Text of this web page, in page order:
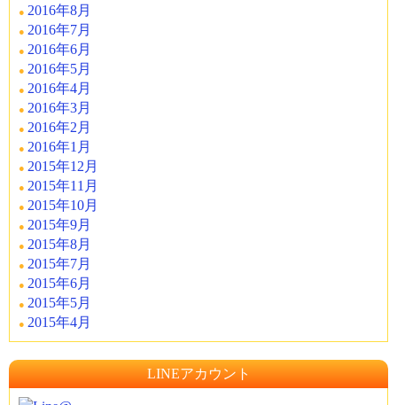
2016年8月
2016年7月
2016年6月
2016年5月
2016年4月
2016年3月
2016年2月
2016年1月
2015年12月
2015年11月
2015年10月
2015年9月
2015年8月
2015年7月
2015年6月
2015年5月
2015年4月
LINEアカウント